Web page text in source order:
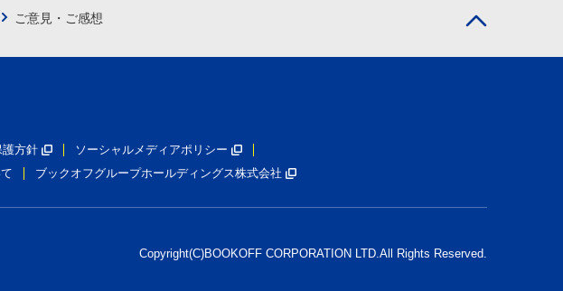
ご意見・ご感想
護方針
ソーシャルメディアポリシー
ブックオフグループホールディングス株式会社
Copyright(C)BOOKOFF CORPORATION LTD. All Rights Reserved.